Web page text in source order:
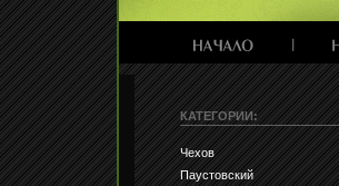
КАТЕГОРИИ:
Чехов
Паустовский